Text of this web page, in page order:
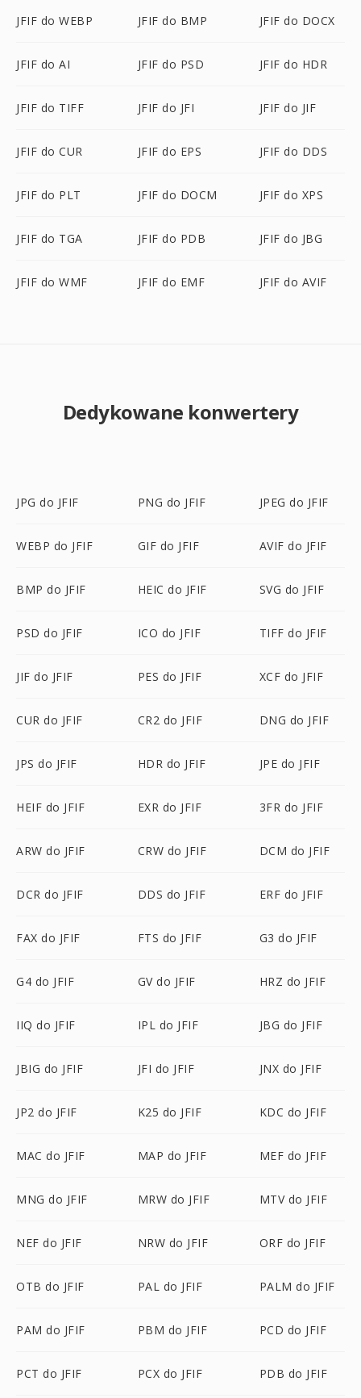
JFIF do WEBP JFIF do BMP JFIF do DOCX
JFIF do AI JFIF do PSD JFIF do HDR
JFIF do TIFF JFIF do JFI JFIF do JIF
JFIF do CUR JFIF do EPS JFIF do DDS
JFIF do PLT JFIF do DOCM JFIF do XPS
JFIF do TGA JFIF do PDB JFIF do JBG
JFIF do WMF JFIF do EMF JFIF do AVIF
Dedykowane konwertery
JPG do JFIF PNG do JFIF JPEG do JFIF
WEBP do JFIF GIF do JFIF AVIF do JFIF
BMP do JFIF HEIC do JFIF SVG do JFIF
PSD do JFIF ICO do JFIF TIFF do JFIF
JIF do JFIF PES do JFIF XCF do JFIF
CUR do JFIF CR2 do JFIF DNG do JFIF
JPS do JFIF HDR do JFIF JPE do JFIF
HEIF do JFIF EXR do JFIF 3FR do JFIF
ARW do JFIF CRW do JFIF DCM do JFIF
DCR do JFIF DDS do JFIF ERF do JFIF
FAX do JFIF FTS do JFIF G3 do JFIF
G4 do JFIF GV do JFIF HRZ do JFIF
IIQ do JFIF IPL do JFIF JBG do JFIF
JBIG do JFIF JFI do JFIF JNX do JFIF
JP2 do JFIF K25 do JFIF KDC do JFIF
MAC do JFIF MAP do JFIF MEF do JFIF
MNG do JFIF MRW do JFIF MTV do JFIF
NEF do JFIF NRW do JFIF ORF do JFIF
OTB do JFIF PAL do JFIF PALM do JFIF
PAM do JFIF PBM do JFIF PCD do JFIF
PCT do JFIF PCX do JFIF PDB do JFIF